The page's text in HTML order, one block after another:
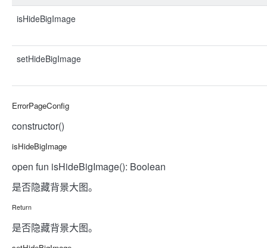
isHideBigImage
setHideBigImage
ErrorPageConfig
constructor()
isHideBigImage
open fun isHideBigImage(): Boolean
是否隐藏背景大图。
Return
是否隐藏背景大图。